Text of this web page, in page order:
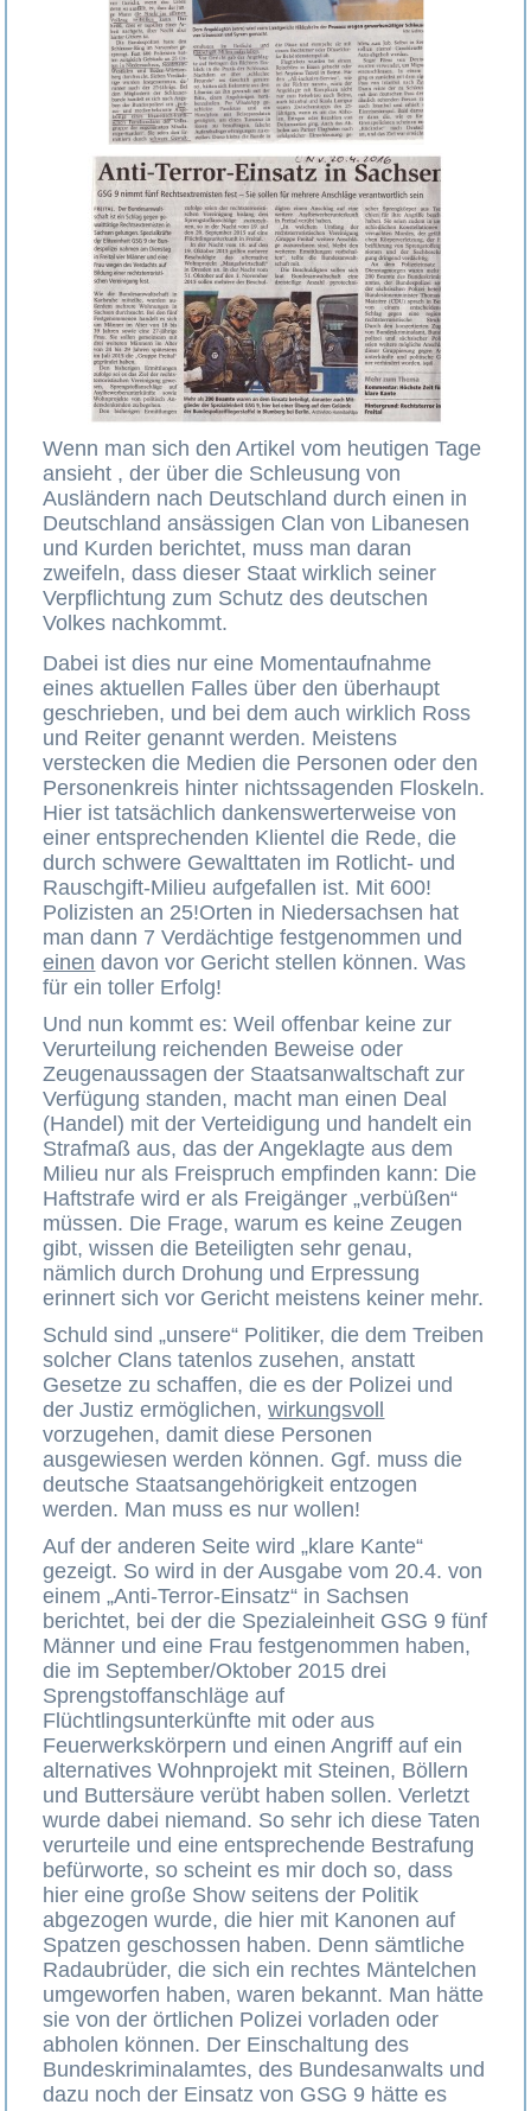
Wenn man sich den Artikel vom heutigen Tage
ansieht , der über die Schleusung von
Ausländern nach Deutschland durch einen in
Deutschland ansässigen Clan von Libanesen
und Kurden berichtet, muss man daran
zweifeln, dass dieser Staat wirklich seiner
Verpflichtung zum Schutz des deutschen
Volkes nachkommt.
Dabei ist dies nur eine Momentaufnahme
eines aktuellen Falles über den überhaupt
geschrieben, und bei dem auch wirklich Ross
und Reiter genannt werden. Meistens
verstecken die Medien die Personen oder den
Personenkreis hinter nichtssagenden Floskeln.
Hier ist tatsächlich dankenswerterweise von
einer entsprechenden Klientel die Rede, die
durch schwere Gewalttaten im Rotlicht- und
Rauschgift-Milieu aufgefallen ist. Mit 600!
Polizisten an 25!Orten in Niedersachsen hat
man dann 7 Verdächtige festgenommen und
einen davon vor Gericht stellen können. Was
für ein toller Erfolg!
Und nun kommt es: Weil offenbar keine zur
Verurteilung reichenden Beweise oder
Zeugenaussagen der Staatsanwaltschaft zur
Verfügung standen, macht man einen Deal
(Handel) mit der Verteidigung und handelt ein
Strafmaß aus, das der Angeklagte aus dem
Milieu nur als Freispruch empfinden kann: Die
Haftstrafe wird er als Freigänger „verbüßen“
müssen. Die Frage, warum es keine Zeugen
gibt, wissen die Beteiligten sehr genau,
nämlich durch Drohung und Erpressung
erinnert sich vor Gericht meistens keiner mehr.
Schuld sind „unsere“ Politiker, die dem Treiben
solcher Clans tatenlos zusehen, anstatt
Gesetze zu schaffen, die es der Polizei und
der Justiz ermöglichen,wirkungsvoll
vorzugehen, damit diese Personen
ausgewiesen werden können. Ggf. muss die
deutsche Staatsangehörigkeit entzogen
werden. Man muss es nur wollen!
Auf der anderen Seite wird „klare Kante“
gezeigt. So wird in der Ausgabe vom 20.4. von
einem „Anti-Terror-Einsatz“ in Sachsen
berichtet, bei der die Spezialeinheit GSG 9 fünf
Männer und eine Frau festgenommen haben,
die im September/Oktober 2015 drei
Sprengstoffanschläge auf
Flüchtlingsunterkünfte mit oder aus
Feuerwerkskörpern und einen Angriff auf ein
alternatives Wohnprojekt mit Steinen, Böllern
und Buttersäure verübt haben sollen. Verletzt
wurde dabei niemand. So sehr ich diese Taten
verurteile und eine entsprechende Bestrafung
befürworte, so scheint es mir doch so, dass
hier eine große Show seitens der Politik
abgezogen wurde, die hier mit Kanonen auf
Spatzen geschossen haben. Denn sämtliche
Radaubrüder, die sich ein rechtes Mäntelchen
umgeworfen haben, waren bekannt. Man hätte
sie von der örtlichen Polizei vorladen oder
abholen können. Der Einschaltung des
Bundeskriminalamtes, des Bundesanwalts und
dazu noch der Einsatz von GSG 9 hätte es